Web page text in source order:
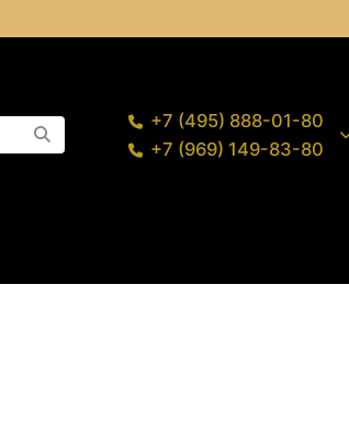
+7 (495) 888-01-80
+7 (969) 149-83-80